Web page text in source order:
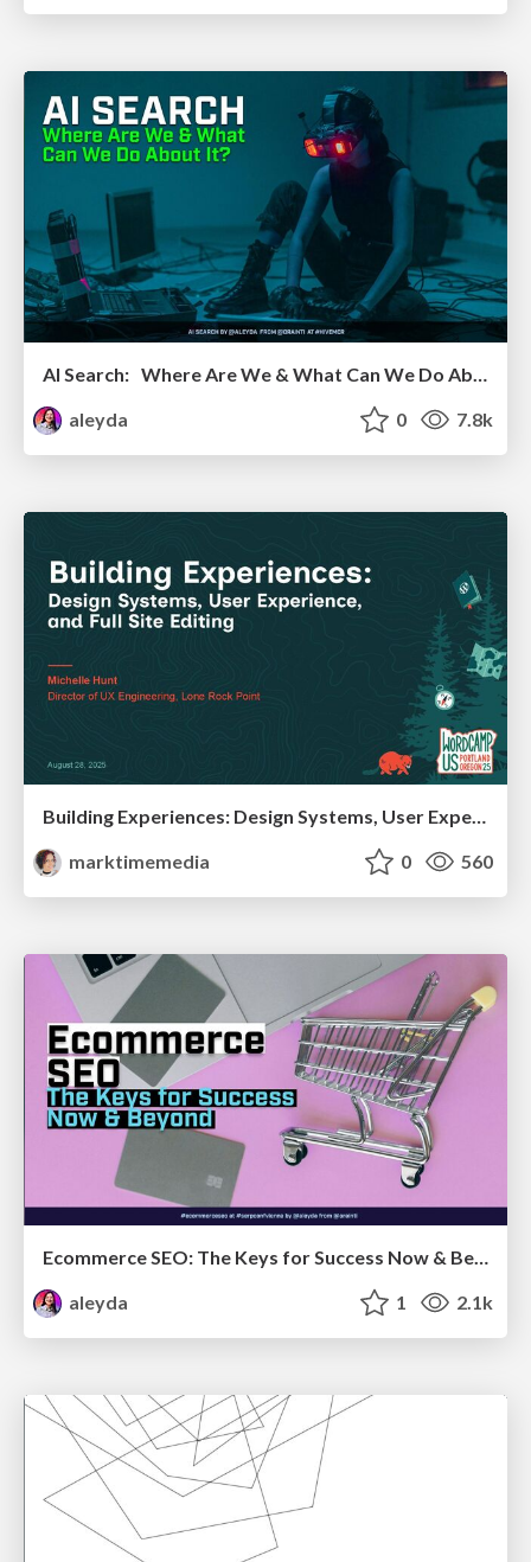
AI Search: Where Are We & What Can We Do About It?
aleyda
0 7.8k
marktimemedia
0 560
Ecommerce SEO: The Keys for Success Now & Beyond - #SERPConf2024
aleyda
1 2.1k